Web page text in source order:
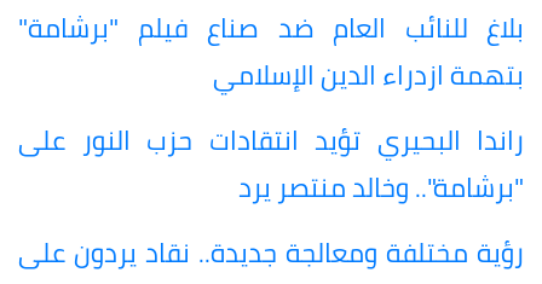
بلاغ للنائب العام ضد صناع فيلم "برشامة"
بتهمة ازدراء الدين الإسلامي
راندا البحيري تؤيد انتقادات حزب النور على
"برشامة".. وخالد منتصر يرد
رؤية مختلفة ومعالجة جديدة.. نقاد يردون على